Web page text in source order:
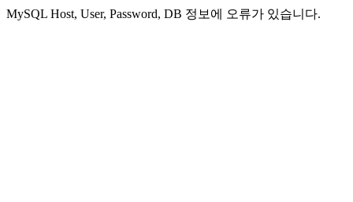
MySQL Host, User, Password, DB 정보에 오류가 있습니다.